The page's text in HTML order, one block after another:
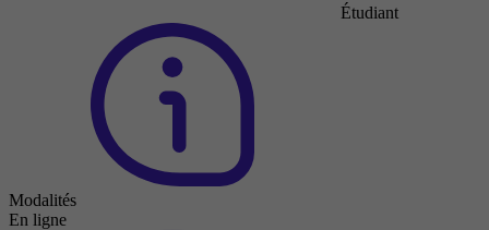
Étudiant
Modalités
En ligne